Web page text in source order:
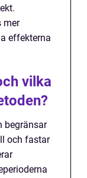
mer
effekterna
vilka
begränsar
och fastar